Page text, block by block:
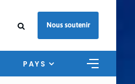
Nous soutenir
PAYS